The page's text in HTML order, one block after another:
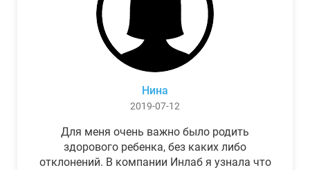
Нина
2019-07-12
Для меня очень важно было родить
здорового ребенка, без каких либо
отклонений. В компании Инлаб я узнала что